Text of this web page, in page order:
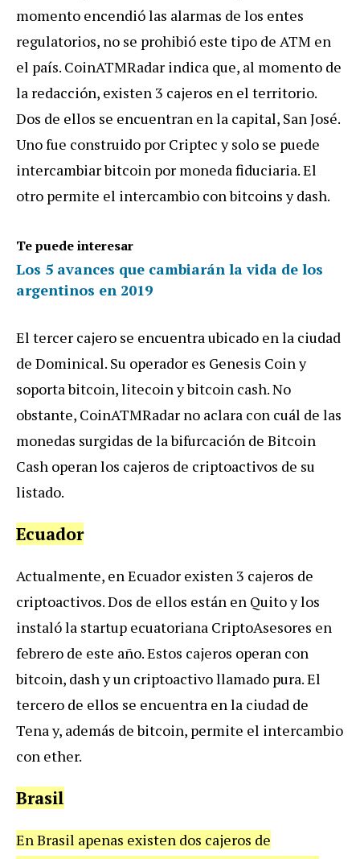
momento encendió las alarmas de los entes
regulatorios, no se prohibió este tipo de ATM en
el país. CoinATMRadar indica que, al momento de
la redacción, existen 3 cajeros en el territorio.
Dos de ellos se encuentran en la capital, San José.
Uno fue construido por Criptec y solo se puede
intercambiar bitcoin por moneda fiduciaria. El
otro permite el intercambio con bitcoins y dash.
Te puede interesar
Los 5 avances que cambiarán la vida de los
argentinos en 2019
El tercer cajero se encuentra ubicado en la ciudad
de Dominical. Su operador es Genesis Coin y
soporta bitcoin, litecoin y bitcoin cash. No
obstante, CoinATMRadar no aclara con cuál de las
monedas surgidas de la bifurcación de Bitcoin
Cash operan los cajeros de criptoactivos de su
listado.
Ecuador
Actualmente, en Ecuador existen 3 cajeros de
criptoactivos. Dos de ellos están en Quito y los
instaló la startup ecuatoriana CriptoAsesores en
febrero de este año. Estos cajeros operan con
bitcoin, dash y un criptoactivo llamado pura. El
tercero de ellos se encuentra en la ciudad de
Tena y, además de bitcoin, permite el intercambio
con ether.
Brasil
En Brasil apenas existen dos cajeros de